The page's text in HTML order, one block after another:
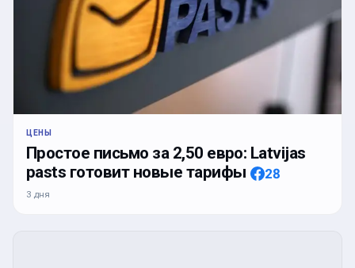
ЦЕНЫ
Простое письмо за 2,50 евро: Latvijas
pasts готовит новые тарифы
28
3 дня